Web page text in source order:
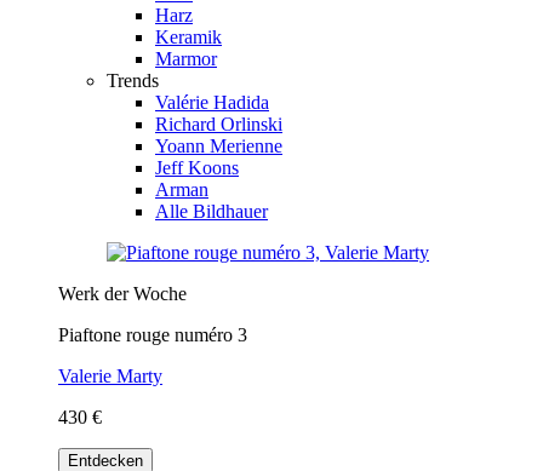
Harz
Keramik
Marmor
Trends
Valérie Hadida
Richard Orlinski
Yoann Merienne
Jeff Koons
Arman
Alle Bildhauer
Werk der Woche
Piaftone rouge numéro 3
Valerie Marty
430 €
Entdecken